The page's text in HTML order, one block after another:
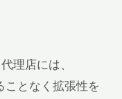
理店には、
ことなく拡張性を